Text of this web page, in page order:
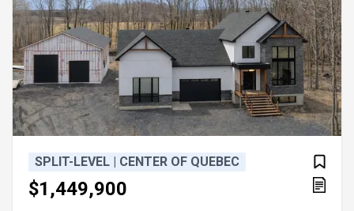
SPLIT-LEVEL | CENTER OF QUEBEC
$1,449,900